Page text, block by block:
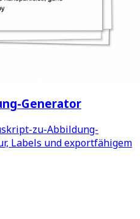
Generator
zu-Abbildung-
Labels und exportfähigem